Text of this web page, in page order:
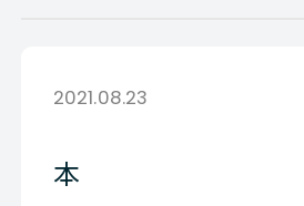
2021.08.23
本